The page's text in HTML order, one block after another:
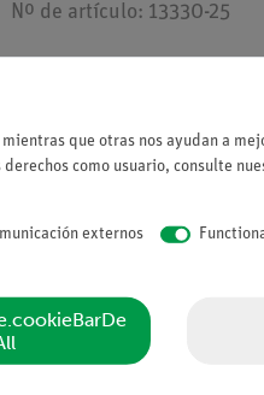
Nº de artículo: 13330-25
Tenga en cuenta
que otras nos ayudan a
como usuario, consulte
externos